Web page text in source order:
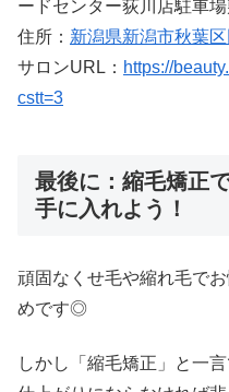
ードセンター荻川店駐車
住所： 新潟県新潟市秋葉
サロンURL： https://
cstt=3
最後に：縮毛矯正
手に入れよう！
頑固なくせ毛や縮れ毛で
めです◎
しかし「縮毛矯正」と一